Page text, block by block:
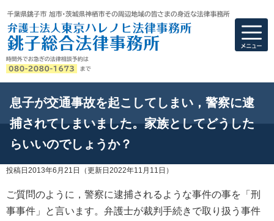
弁護士法人東京
息子が交通事故を起こしてしまい，警察に逮
捕されてしまいました。家族としてどうした
らいいのでしょうか？
投稿日2013年6月21日 （更新日2022年11月11日）
ご質問のように，警察に逮捕されるような事件の事を「刑
事事件」と言います。弁護士が裁判手続きで取り扱う事件